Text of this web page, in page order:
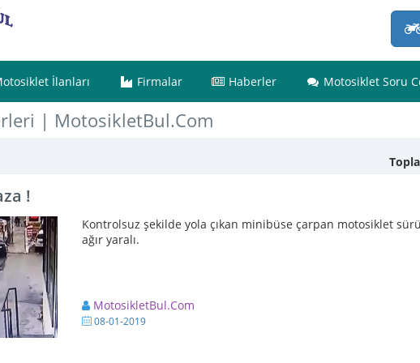
İlanları Firmalar Haberler Motosiklet Soru
| MotosikletBul.Com
!
Kontrolsuz şekilde yola çıkan minibüse çarpan motosiklet
ağır yaralı.
MotosikletBul.Com
08-01-2019